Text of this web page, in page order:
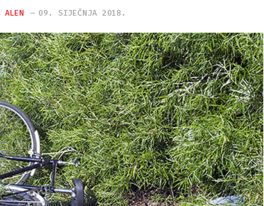
ALEN 09. SIJEČNJA 2018.